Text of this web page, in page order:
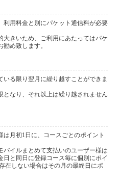
利用料金と別にパケット通信料が必要
大きいため、ご利用にあたってはパケ
め致します。
る限り翌月に繰り越すことができま
なり、それ以上は繰り越されません
は月初1日に、コースごとのポイント
バイルまとめて支払いのユーザー様は
と同日に登録コース毎に個別にポイ
在しない場合はその月の最終日にポ